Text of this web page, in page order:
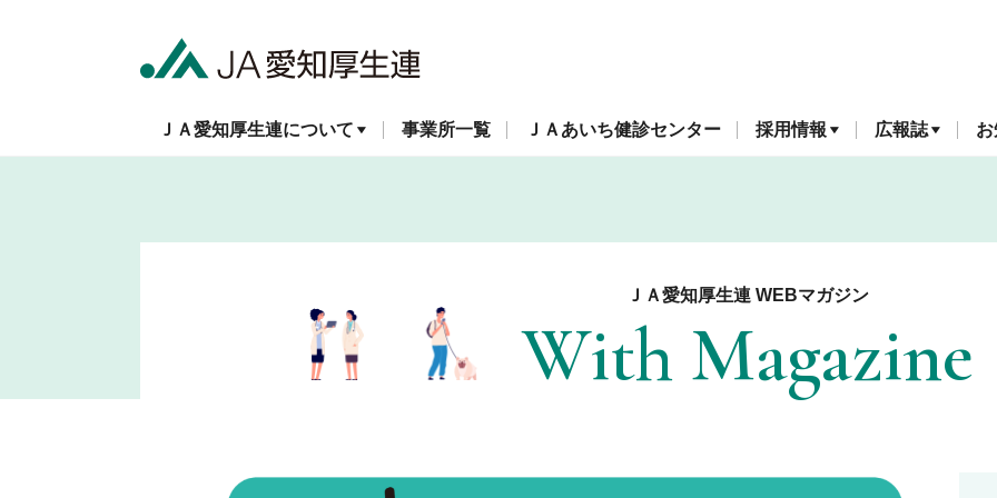
ＪＡ愛知厚生連について 事業所一覧 ＪＡあいち健診センター 採用情報 広報誌
ＪＡ愛知厚生連 WEBマガジン
With Magazine